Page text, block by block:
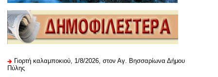
Γιορτή καλαμποκιού, 1/8/2026, στον Αγ. Βησσαρίωνα Δήμου
Πύλης